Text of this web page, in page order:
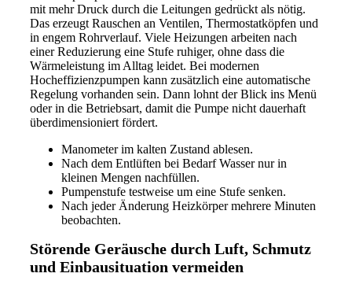
mit mehr Druck durch die Leitungen gedrückt als nötig.
Das erzeugt Rauschen an Ventilen, Thermostatköpfen und
in engem Rohrverlauf. Viele Heizungen arbeiten nach
einer Reduzierung eine Stufe ruhiger, ohne dass die
Wärmeleistung im Alltag leidet. Bei modernen
Hocheffizienzpumpen kann zusätzlich eine automatische
Regelung vorhanden sein. Dann lohnt der Blick ins Menü
oder in die Betriebsart, damit die Pumpe nicht dauerhaft
überdimensioniert fördert.
Manometer im kalten Zustand ablesen.
Nach dem Entlüften bei Bedarf Wasser nur in
kleinen Mengen nachfüllen.
Pumpenstufe testweise um eine Stufe senken.
Nach jeder Änderung Heizkörper mehrere Minuten
beobachten.
Störende Geräusche durch Luft, Schmutz
und Einbausituation vermeiden